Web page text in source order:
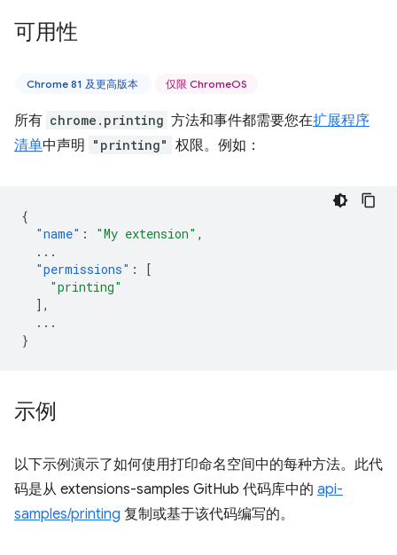
可用性
Chrome 81 及更高版本 仅限 ChromeOS
所有 chrome.printing 方法和事件都需要您在扩展程序
清单中声明 "printing" 权限。例如：
{
"name" : "My extension" ,
...
"permissions" :
[
"printing"
],
...
}
示例
以下示例演示了如何使用打印命名空间中的每种方法。此代
码是从 extensions-samples GitHub 代码库中的 api-
samples/printing 复制或基于该代码编写的。